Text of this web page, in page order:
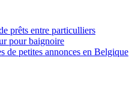
prêts entre particulliers
pour baignoire
de petites annonces en Belgique